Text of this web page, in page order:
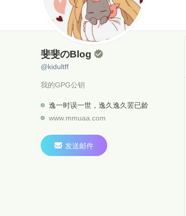
斐斐のBlog
@kidultff
斐斐のBlog 
@kidultff
我的GPG公钥
逸一时误一世，逸久逸久罢已龄
www.mmuaa.com
 发送邮件